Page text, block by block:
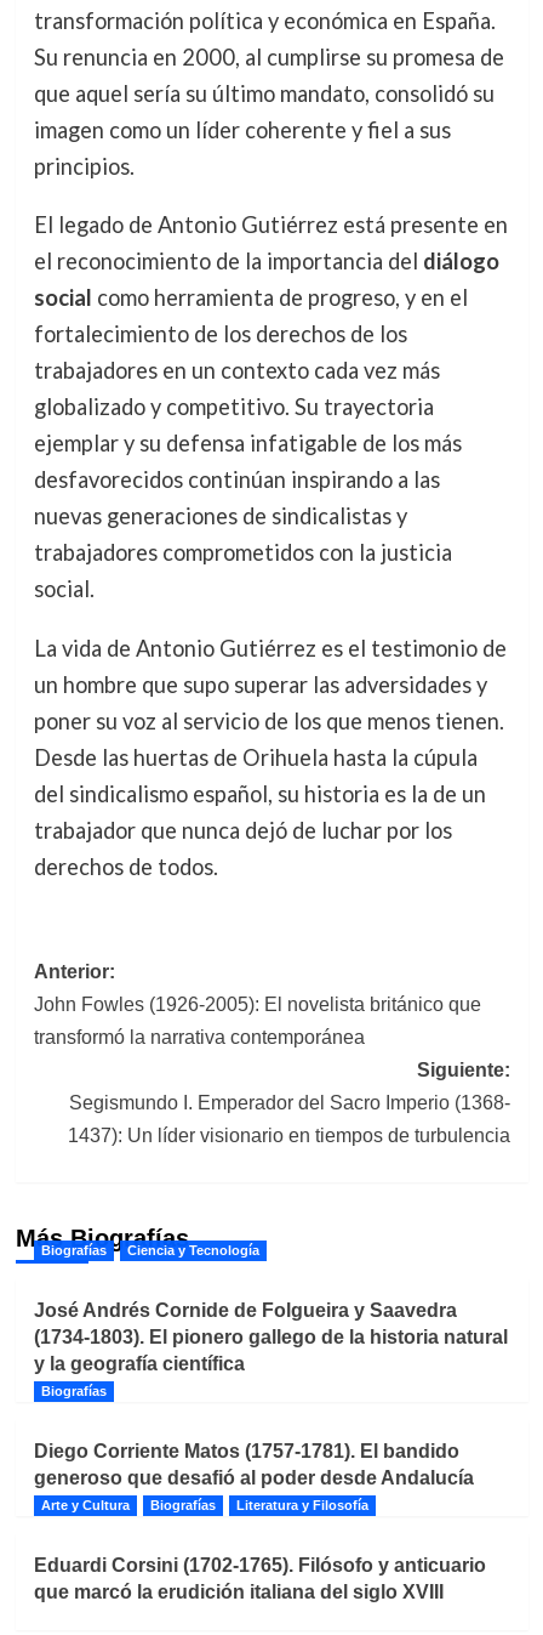
transformación política y económica en España.
Su renuncia en 2000, al cumplirse su promesa de
que aquel sería su último mandato, consolidó su
imagen como un líder coherente y fiel a sus
principios.
El legado de Antonio Gutiérrez está presente en
el reconocimiento de la importancia del diálogo
social como herramienta de progreso, y en el
fortalecimiento de los derechos de los
trabajadores en un contexto cada vez más
globalizado y competitivo. Su trayectoria
ejemplar y su defensa infatigable de los más
desfavorecidos continúan inspirando a las
nuevas generaciones de sindicalistas y
trabajadores comprometidos con la justicia
social.
La vida de Antonio Gutiérrez es el testimonio de
un hombre que supo superar las adversidades y
poner su voz al servicio de los que menos tienen.
Desde las huertas de Orihuela hasta la cúpula
del sindicalismo español, su historia es la de un
trabajador que nunca dejó de luchar por los
derechos de todos.
Navegación
de
Anterior:
John Fowles (1926-2005): El novelista británico que
transformó la narrativa contemporánea
Siguiente:
Segismundo I. Emperador del Sacro Imperio (1368-
1437): Un líder visionario en tiempos de turbulencia
Más Biografías
Biografías Ciencia y Tecnología
José Andrés Cornide de Folgueira y Saavedra
(1734-1803). El pionero gallego de la historia natural
y la geografía científica
Biografías
Diego Corriente Matos (1757-1781). El bandido
generoso que desafió al poder desde Andalucía
Arte y Cultura Biografías Literatura y Filosofía
Eduardi Corsini (1702-1765). Filósofo y anticuario
que marcó la erudición italiana del siglo XVIII